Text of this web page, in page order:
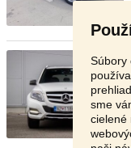
Súbory
sme
cielené